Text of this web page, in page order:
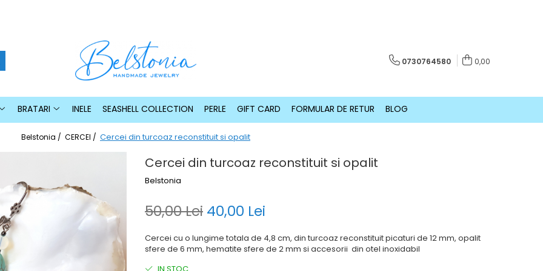
0730764580 0,00
BRATARI INELE SEASHELL COLLECTION PERLE GIFT CARD FORMULAR DE RETUR BLOG
Belstonia / CERCEI / Cercei din turcoaz reconstituit si opalit
Cercei din turcoaz reconstituit si opalit
Belstonia
50,00 Lei 40,00 Lei
Cercei cu o lungime totala de 4,8 cm, din turcoaz reconstituit picaturi de 12 mm, opalit
sfere de 6 mm, hematite sfere de 2 mm si accesorii din otel inoxidabil